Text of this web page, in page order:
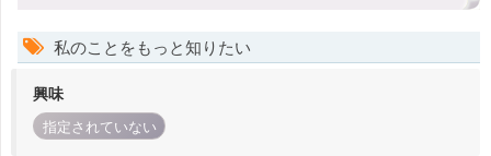
私のことをもっと知りたい
興味
指定されていない